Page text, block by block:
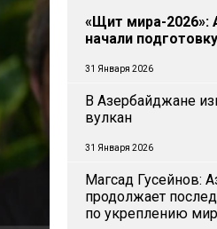
«Щит мира-
начали
31 Января 2026
В Азербайджане
вулкан
31 Января 2026
Магсад Гусейнов:
продолжает
по укреплению